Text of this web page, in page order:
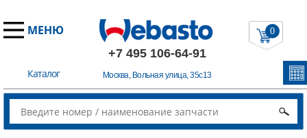
МЕНЮ
+7 495 106-64-91
Москва, Вольная улица, 35с13
Каталог
0